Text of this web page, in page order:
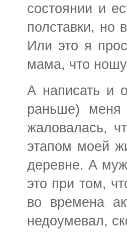
состоянии и
полставки, но
Или это я
мама, что
А написать и
раньше)
жаловалась,
этапом моей
деревне. А
это при том,
во времена
недоумевал,